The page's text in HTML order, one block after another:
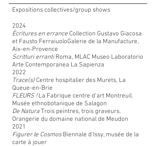
Expositions collectives/group shows
2024
Écritures en erranceCollection Gustavo Giacosa
et Fausto FerraiuoloGalerie de la Manufacture,
Aix-en-Provence
Scritturi errantiRoma, MLAC Museo Laboratorio
Arte Contemporanea La Sapienza
2022
Trace(s)Centre hospitalier des Murets, La
Queue-en-Brie
FLEURS ! La Fabrique centre d‘art Montreuil.
Musée ethnobotanique de Salagon
De NaturaTrois peintres, trois graveurs.
Orangerie du domaine national de Meudon
2021
Figurer le Cosmos Biennale d‘Issy, musée de la
carte à jouer